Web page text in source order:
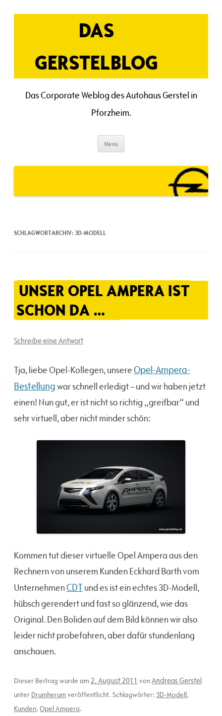
Inhalt
DAS
GERSTELBLOG
Das Corporate Weblog des Autohaus Gerstel in
Pforzheim.
Menü
SCHLAGWORTARCHIV:3D-MODELL
UNSER OPEL AMPERA IST
SCHON DA …
Schreibe eine Antwort
Tja, liebe Opel-Kollegen, unsereOpel-Ampera-
Bestellungwar schnell erledigt – und wir haben jetzt
einen! Nun gut, er ist nicht so richtig „greifbar“ und
sehr virtuell, aber nicht minder schön:
Kommen tut dieser virtuelle Opel Ampera aus den
Rechnern von unserem Kunden Eckhard Barth vom
UnternehmenCDTund es ist ein echtes 3D-Modell,
hübsch gerendert und fast so glänzend, wie das
Original. Den Boliden auf dem Bild können wir also
leider nicht probefahren, aber dafür stundenlang
anschauen.
Dieser Beitrag wurde am 2. August 2011 vonAndreas Gerstel
unter Drumherumveröffentlicht. Schlagwörter: 3D-Modell,
Kunden, Opel Ampera.